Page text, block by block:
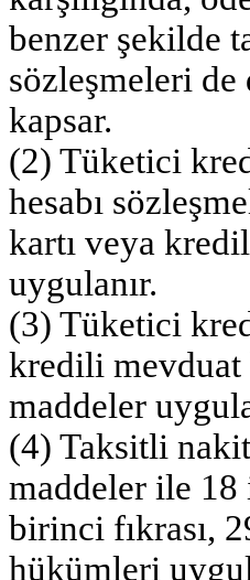
benzer şekilde
sözleşmeleri
kapsar.
(2) Tüketici
hesabı
kartı veya
uygulanır.
(3) Tüketici
kredili mevduat
maddeler
(4) Taksitli
maddeler ile 18
birinci fıkrası,
hükümleri